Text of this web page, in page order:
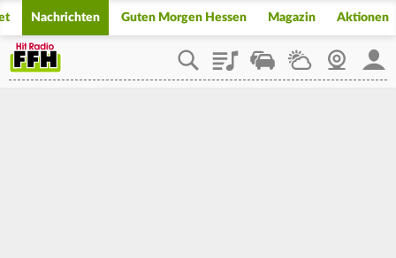
Nachrichten Guten Morgen Hessen Magazin Aktionen
PlaylistStaupilotWetterWebcam